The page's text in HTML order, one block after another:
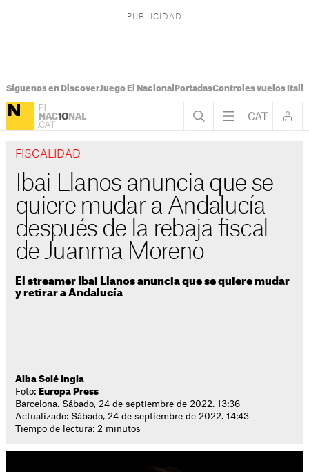
Síguenos en DiscoverJuego El Nacional PortadasControles vuelos Italia
FISCALIDAD
Ibai Llanos anuncia que se
quiere mudar a Andalucía
después de la rebaja fiscal
de Juanma Moreno
El streamer Ibai Llanos anuncia que se quiere mudar
y retirar a Andalucía
Alba Solé Ingla
Foto: Europa Press
Barcelona. Sábado, 24 de septiembre de 2022. 13:36
Actualizado: Sábado, 24 de septiembre de 2022. 14:43
Tiempo de lectura: 2 minutos